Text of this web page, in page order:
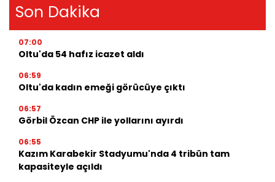
Son Dakika
07:00
Oltu'da 54 hafız icazet aldı
06:59
Oltu'da kadın emeği görücüye çıktı
06:57
Görbil Özcan CHP ile yollarını ayırdı
06:55
Kazım Karabekir Stadyumu'nda 4 tribün tam
kapasiteyle açıldı